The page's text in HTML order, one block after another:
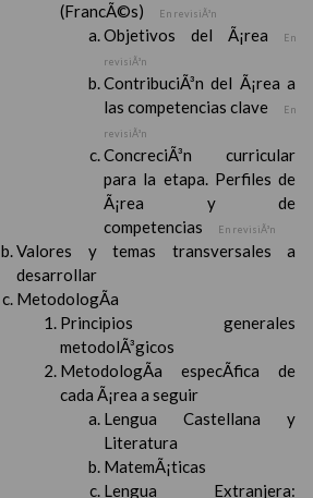
(FrancÃ©s) En revisiÃ³n
Objetivos del Ã¡rea
En
revisiÃ³n
ContribuciÃ³n del Ã¡rea a
las competencias clave
En
revisiÃ³n
ConcreciÃ³n curricular
para la etapa. Perfiles de
Ã¡rea y de
competencias
En revisiÃ³n
Valores y temas transversales a
desarrollar
MetodologÃ­a
Principios generales
metodolÃ³gicos
MetodologÃ­a especÃ­fica de
cada Ã¡rea a seguir
Lengua Castellana y
Literatura
MatemÃ¡ticas
Lengua Extranjera: